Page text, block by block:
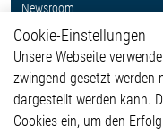
Newsroom
Weitere Links
Glossar
Kontakt
Hinweisgeberschutzsystem
Cookie-Einstellungen
Unsere Webseite
zwingend gesetzt werden
dargestellt werden kann.
Cookies ein, um den